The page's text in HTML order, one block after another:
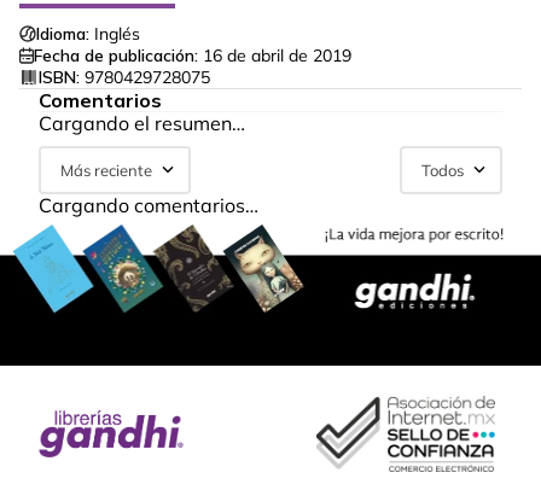
Idioma: Inglés
Fecha de publicación: 16 de abril de 2019
ISBN: 9780429728075
Comentarios
Cargando el resumen…
Más reciente Todos
Cargando comentarios…